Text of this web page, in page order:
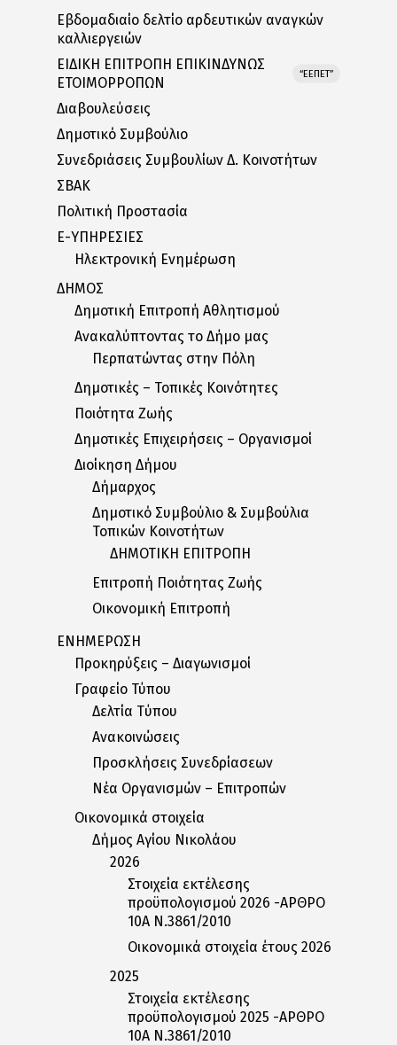
Εβδομαδιαίο δελτίο αρδευτικών αναγκών
καλλιεργειών
ΕΙΔΙΚΗ ΕΠΙΤΡΟΠΗ ΕΠΙΚΙΝΔΥΝΩΣ
ΕΤΟΙΜΟΡΡΟΠΩΝ
“ΕΕΠΕΤ”
Διαβουλεύσεις
Δημοτικό Συμβούλιο
Συνεδριάσεις Συμβουλίων Δ. Κοινοτήτων
ΣΒΑΚ
Πολιτική Προστασία
E-ΥΠΗΡΕΣΙΕΣ
Ηλεκτρονική Ενημέρωση
ΔΗΜΟΣ
Δημοτική Επιτροπή Αθλητισμού
Ανακαλύπτοντας το Δήμο μας
Περπατώντας στην Πόλη
Δημοτικές – Τοπικές Κοινότητες
Ποιότητα Ζωής
Δημοτικές Επιχειρήσεις – Οργανισμοί
Διοίκηση Δήμου
Δήμαρχος
Δημοτικό Συμβούλιο & Συμβούλια
Τοπικών Κοινοτήτων
ΔΗΜΟΤΙΚΗ ΕΠΙΤΡΟΠΗ
Επιτροπή Ποιότητας Ζωής
Οικονομική Επιτροπή
ΕΝΗΜΕΡΩΣΗ
Προκηρύξεις – Διαγωνισμοί
Γραφείο Τύπου
Δελτία Tύπου
Ανακοινώσεις
Προσκλήσεις Συνεδρίασεων
Nέα Oργανισμών – Eπιτροπών
Οικονομικά στοιχεία
Δήμος Αγίου Νικολάου
2026
Στοιχεία εκτέλεσης
προϋπολογισμού 2026 -ΑΡΘΡΟ
10Α Ν.3861/2010
Οικονομικά στοιχεία έτους 2026
2025
Στοιχεία εκτέλεσης
προϋπολογισμού 2025 -ΑΡΘΡΟ
10Α Ν.3861/2010